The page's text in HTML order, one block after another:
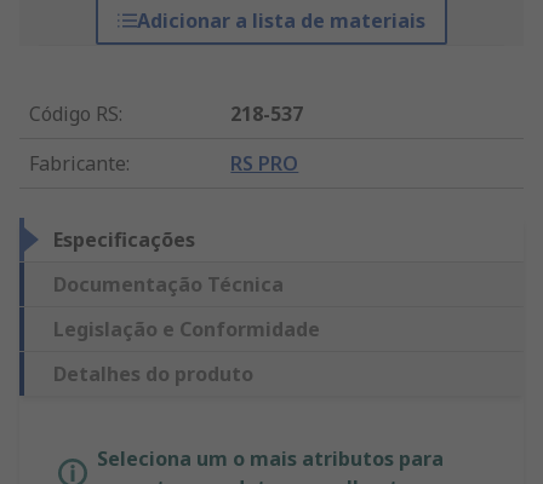
Adicionar a lista de materiais
Código RS:
218-537
Fabricante: RS PRO
Especificações
Documentação Técnica
Legislação e Conformidade
Detalhes do produto
Seleciona um o mais atributos para